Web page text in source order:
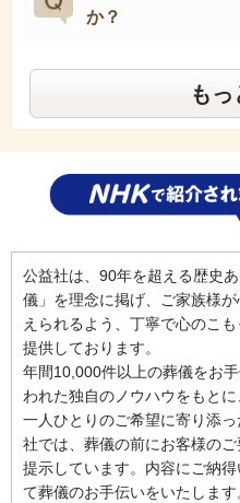
か？
もっ
公益社は、90年を超える歴史
儀」を理念に掲げ、ご家族様
えられるよう、丁寧で心のこ
提供しております。
年間10,000件以上の葬儀をお
われた独自のノウハウをもと
一人ひとりのご希望に寄り添
社では、葬儀の前にお客様の
提示しています。内容にご納
て葬儀のお手伝いをいたします